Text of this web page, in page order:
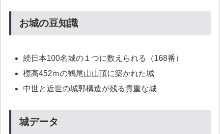
お城の豆知識
続日本100名城の１つに数えられる（168番）
標高452ｍの鶴尾山山頂に築かれた城
中世と近世の城郭構造が残る貴重な城
城データ